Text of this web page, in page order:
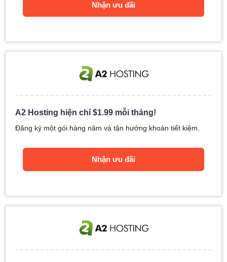
Nhận ưu đãi
A2 Hosting hiện chỉ$1.99 mỗi tháng!
Đăng ký một gói hàng năm và tận hưởng khoản tiết kiệm.
Nhận ưu đãi